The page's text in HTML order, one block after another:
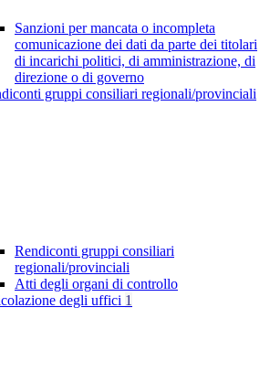
Sanzioni per mancata o incompleta
comunicazione dei dati da parte dei titolari
di incarichi politici, di amministrazione, di
direzione o di governo
gruppi consiliari regionali/provinciali
Rendiconti gruppi consiliari
regionali/provinciali
Atti degli organi di controllo
degli uffici 1